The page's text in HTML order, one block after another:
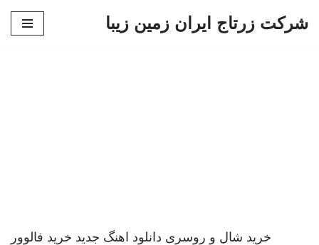
شرکت زرتاج ایران زمین زیبا
خرید شال و روسری دانلود اهنگ جدید خرید فالوور